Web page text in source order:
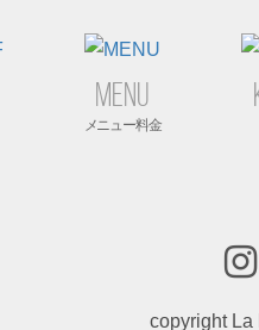
MENU
copyright La